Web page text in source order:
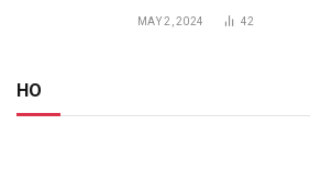
MAY 2, 2024 42
HO